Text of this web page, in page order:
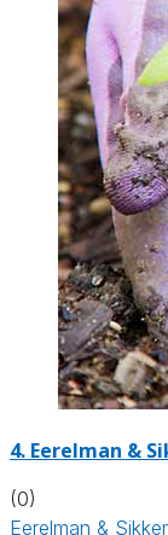
4. Eerelman &
(0)
Eerelman &